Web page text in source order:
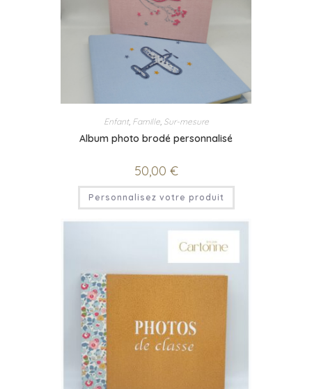
Enfant, Famille, Sur-mesure
Album photo brodé personnalisé
50,00 €
Personnalisez votre produit